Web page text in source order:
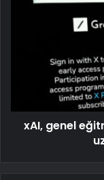
xAI, genel